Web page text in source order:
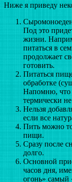
Ниже я приведу
Под это
жизни.
питаться в
продолжает
готовить.
Питаться
обработке
Напомню, что
термически
Нельзя
если все
Пить можно
пищи.
Сразу после
долго.
Основной
часов дня,
огонь» самый